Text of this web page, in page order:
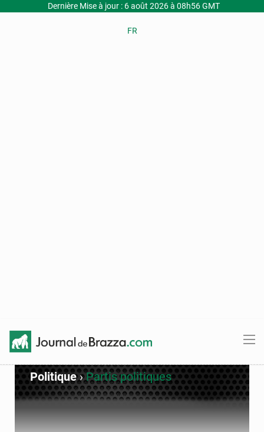
Dernière Mise à jour : 6 août 2026 à 08h56 GMT
FR
Politique›Partis politiques